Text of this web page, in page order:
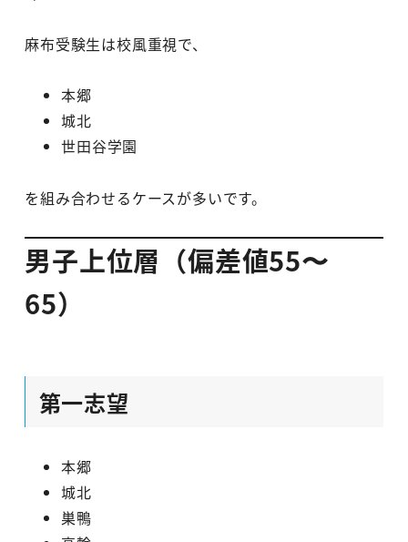
麻布受験生は校風重視で、
本郷
城北
世田谷学園
を組み合わせるケースが多いです。
男子上位層（偏差値55〜
65）
第一志望
本郷
城北
巣鴨